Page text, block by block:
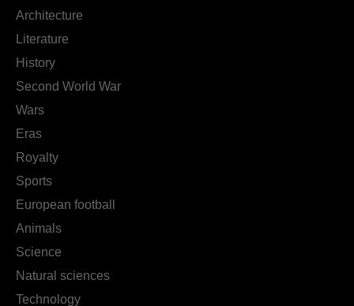
Architecture
Literature
History
Second World War
Wars
Eras
Royalty
Sports
European football
Animals
Science
Natural sciences
Technology